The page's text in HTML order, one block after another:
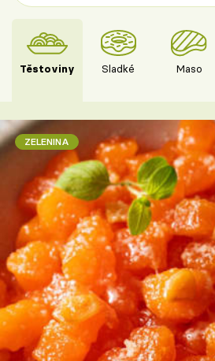
Těstoviny Sladké Maso
ZELENINA